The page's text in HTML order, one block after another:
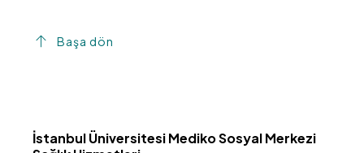
Başa dön
İstanbul Üniversitesi Mediko Sosyal Merkezi